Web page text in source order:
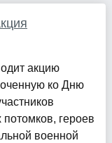
акцию
ко Дню
героев
военной